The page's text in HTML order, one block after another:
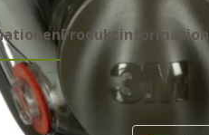
Produktinformation